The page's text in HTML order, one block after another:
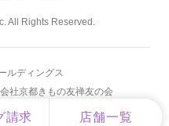
請求 店舗一覧
All Rights Reserved.
ルディングス
社京都きもの友禅友の会